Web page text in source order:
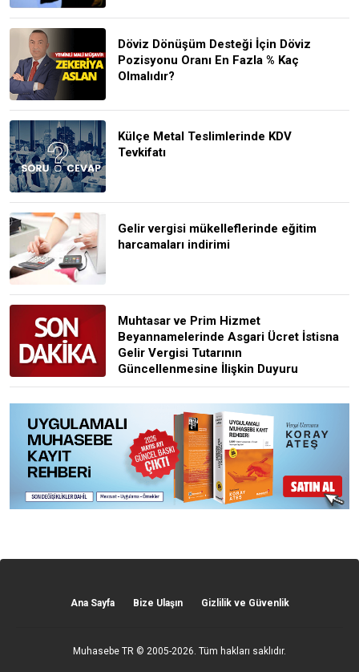
Döviz Dönüşüm Desteği İçin Döviz
Pozisyonu Oranı En Fazla % Kaç
Olmalıdır?
Külçe Metal Teslimlerinde KDV
Tevkifatı
Gelir vergisi mükelleflerinde eğitim
harcamaları indirimi
Muhtasar ve Prim Hizmet
Beyannamelerinde Asgari Ücret İstisna
Gelir Vergisi Tutarının
Güncellenmesine İlişkin Duyuru
Ana Sayfa Bize Ulaşın Gizlilik ve Güvenlik
Muhasebe TR © 2005-2026. Tüm hakları saklıdır.